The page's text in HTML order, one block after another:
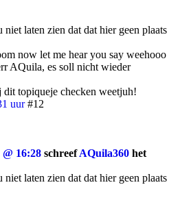
laten zien dat dat hier geen plaats
now let me hear you say weehooo
AQuila, es soll nicht wieder
topiqueje checken weetjuh!
uur #12
16:28 schreefAQuila360 het
laten zien dat dat hier geen plaats